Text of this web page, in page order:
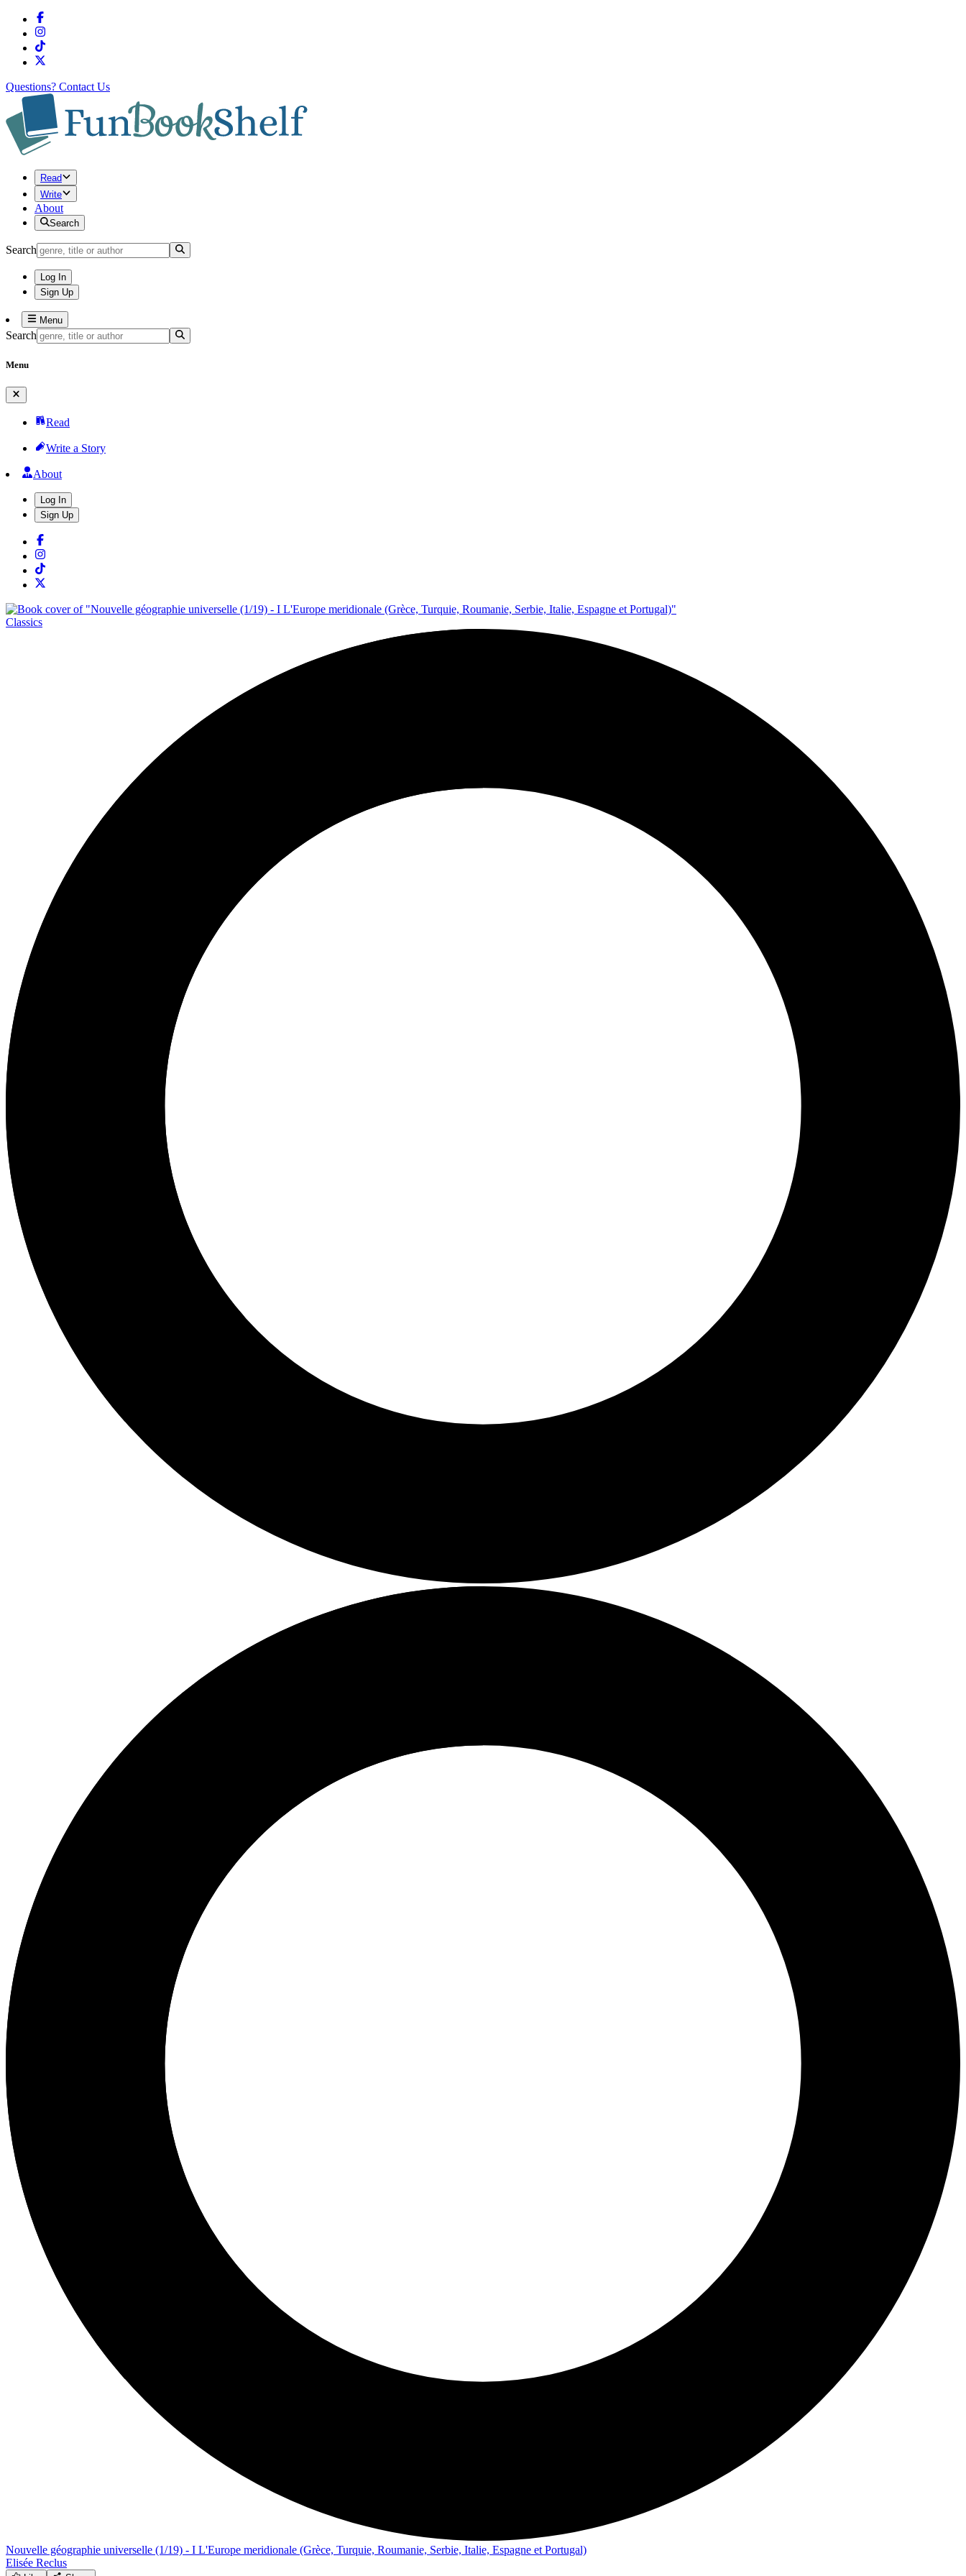
Questions? Contact Us
Read
Write
About
Search
Search
Log In
Sign Up
Menu
Search
Menu
Read
Write a Story
About
Log In
Sign Up
Classics
Nouvelle géographie universelle (1/19) - I L'Europe meridionale (Grèce, Turquie, Roumanie, Serbie, Italie, Espagne et Portugal)
Elisée Reclus